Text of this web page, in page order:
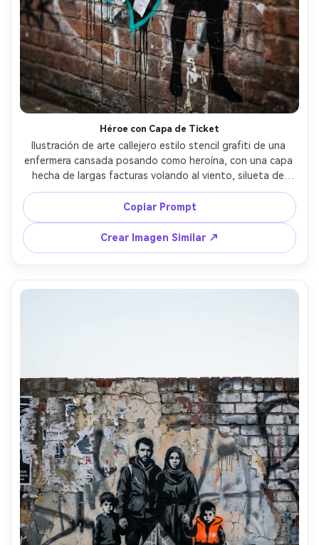
Héroe con Capa de Ticket
Ilustración de arte callejero estilo stencil grafiti de una
enfermera cansada posando como heroína, con una capa
hecha de largas facturas volando al viento, silueta de
stencil negro con bordes nítidos, acento turquesa
resaltando el borde de la capa, textura de muro
desgastado con restos de pegamento de póster, goteo
de pintura de la capa, ambiente empoderador, encuadre
atrevido en el centro, lente de 85 mm, poca profundidad
de campo --ar 4:5
Copiar Prompt
Crear Imagen Similar ↗